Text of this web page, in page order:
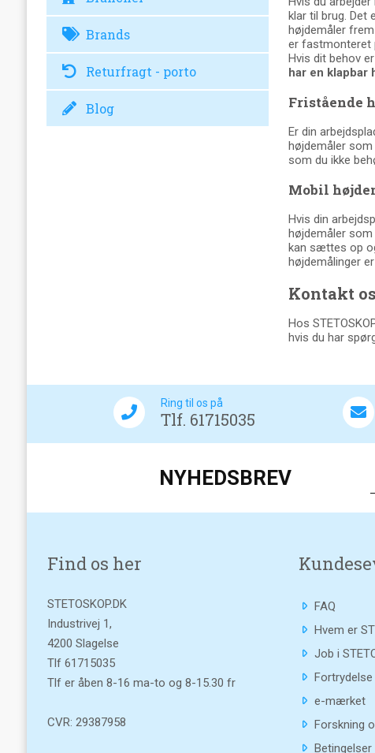
Brands
Returfragt - porto
Blog
klar til brug. Det
højdemåler
er fastmonteret
Hvis dit behov
har en klapbar
Fristående
Er din
højdemåler
som du ikke
Mobil
Hvis din
højdemåler som
kan sættes op
højdemålinger
Kontakt
Hos
hvis du har
Ring til os på
Tlf. 61715035
NYHEDSBREV
Find os her
STETOSKOP.DK
Industrivej 1,
4200 Slagelse
Tlf61715035
Tlf er åben 8-16 ma-to og 8-15.30 fr
CVR: 29387958
FAQ
Hvem er
Job i
e-mærket
Forskning
Betingelser